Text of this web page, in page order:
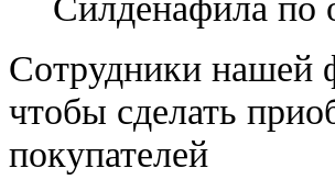
Cотрудники нашей
чтобы сделать
покупателей